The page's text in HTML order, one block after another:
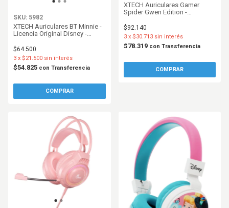
SKU: 5982
XTECH Auriculares BT Minnie -
Licencia Original Disney -
$64.500
$54.825 con Transferencia
3 x $21.500 sin interés
XTECH Auriculares Gamer
Spider Gwen Edition -
$92.140
$78.319 con Transferencia
3 x $30.713 sin interés